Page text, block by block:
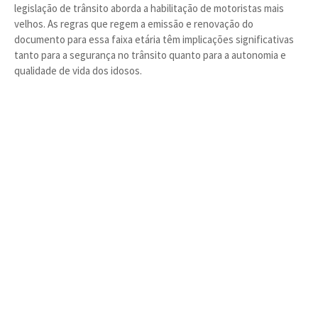
legislação de trânsito aborda a habilitação de motoristas mais
velhos. As regras que regem a emissão e renovação do
documento para essa faixa etária têm implicações significativas
tanto para a segurança no trânsito quanto para a autonomia e
qualidade de vida dos idosos.